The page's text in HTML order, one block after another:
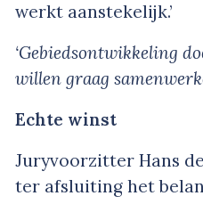
werkt aanstekelijk.’
‘Gebiedsontwikkeling
willen graag
Echte winst
Juryvoorzitter Hans
ter afsluiting het